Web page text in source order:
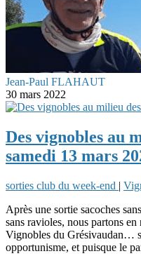
Jean-Paul FLAHAUT
30 mars 2022
Des vignobles au
samedi 13 mars
sorties club du week-end |
Après une sortie sacoches
sans ravioles, nous partons
Vignobles du Grésivaudan…
opportunisme, et puisque le